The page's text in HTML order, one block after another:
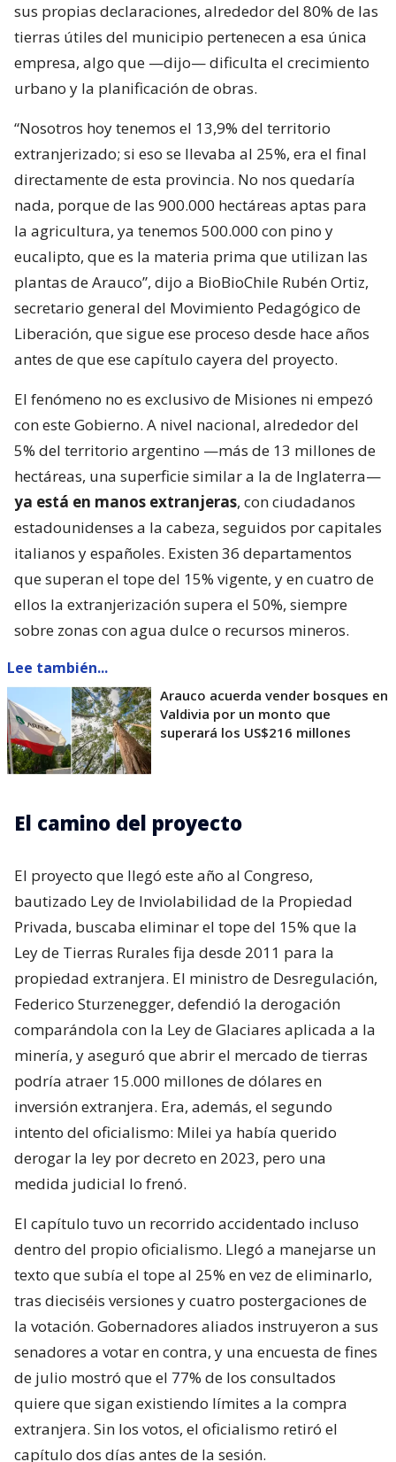
sus propias declaraciones, alrededor del 80% de las
tierras útiles del municipio pertenecen a esa única
empresa, algo que —dijo— dificulta el crecimiento
urbano y la planificación de obras.
“Nosotros hoy tenemos el 13,9% del territorio
extranjerizado; si eso se llevaba al 25%, era el final
directamente de esta provincia. No nos quedaría
nada, porque de las 900.000 hectáreas aptas para
la agricultura, ya tenemos 500.000 con pino y
eucalipto, que es la materia prima que utilizan las
plantas de Arauco”, dijo a BioBioChile Rubén Ortiz,
secretario general del Movimiento Pedagógico de
Liberación, que sigue ese proceso desde hace años
antes de que ese capítulo cayera del proyecto.
El fenómeno no es exclusivo de Misiones ni empezó
con este Gobierno. A nivel nacional, alrededor del
5% del territorio argentino —más de 13 millones de
hectáreas, una superficie similar a la de Inglaterra—
ya está en manos extranjeras, con ciudadanos
estadounidenses a la cabeza, seguidos por capitales
italianos y españoles. Existen 36 departamentos
que superan el tope del 15% vigente, y en cuatro de
ellos la extranjerización supera el 50%, siempre
sobre zonas con agua dulce o recursos mineros.
Lee también...
Arauco acuerda vender bosques en
Valdivia por un monto que
superará los US$216 millones
El camino del proyecto
El proyecto que llegó este año al Congreso,
bautizado Ley de Inviolabilidad de la Propiedad
Privada, buscaba eliminar el tope del 15% que la
Ley de Tierras Rurales fija desde 2011 para la
propiedad extranjera. El ministro de Desregulación,
Federico Sturzenegger, defendió la derogación
comparándola con la Ley de Glaciares aplicada a la
minería, y aseguró que abrir el mercado de tierras
podría atraer 15.000 millones de dólares en
inversión extranjera. Era, además, el segundo
intento del oficialismo: Milei ya había querido
derogar la ley por decreto en 2023, pero una
medida judicial lo frenó.
El capítulo tuvo un recorrido accidentado incluso
dentro del propio oficialismo. Llegó a manejarse un
texto que subía el tope al 25% en vez de eliminarlo,
tras dieciséis versiones y cuatro postergaciones de
la votación. Gobernadores aliados instruyeron a sus
senadores a votar en contra, y una encuesta de fines
de julio mostró que el 77% de los consultados
quiere que sigan existiendo límites a la compra
extranjera. Sin los votos, el oficialismo retiró el
capítulo dos días antes de la sesión.